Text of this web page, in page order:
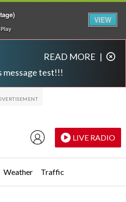
message test!!!
READ MORE |
LIVE RADIO
Weather Traffic
VIEW